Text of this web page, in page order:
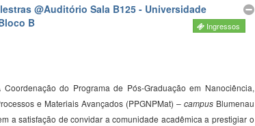
@Auditório Sala B125 - Universidade
B
Ingressos
Coordenação do Programa de Pós-Graduação em Nanociência,
e Materiais Avançados (PPGNPMat) – campusBlumenau
a satisfação de convidar a comunidade acadêmica a prestigiar o